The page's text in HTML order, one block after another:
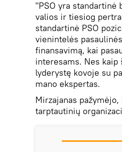
"PSO yra
valios ir tiesiog
standartinė PSO
vienintelės
finansavimą, kai
interesams. Nes
lyderystę kovoje su
mano ekspertas.
Mirzajanas
tarptautinių